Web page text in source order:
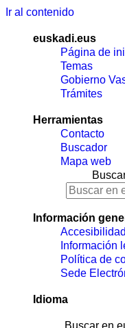
Ir al contenido
euskadi.eus
Página de
Temas
Gobierno
Trámites
Herramientas
Contacto
Buscador
Mapa web
Información
Accesibilidad
Información
Política de
Sede
Idioma
Buscar en